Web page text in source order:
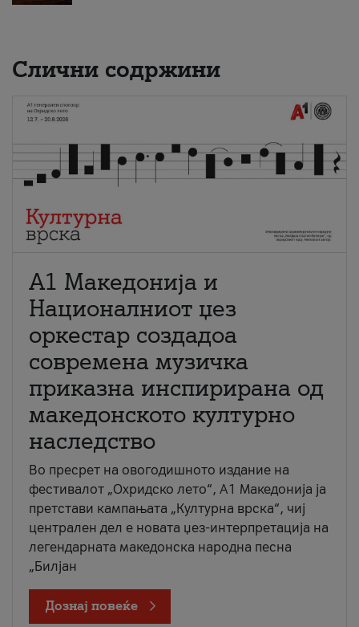
Слични содржини
А1 Македонија и
Националниот џез
оркестар создадоа
современа музичка
приказна инспирирана од
македонското културно
наследство
Во пресрет на овогодишното издание на
фестивалот „Охридско лето“, А1 Македонија ја
претстави кампањата „Културна врска“, чиј
централен дел е новата џез-интерпретација на
легендарната македонска народна песна
„Билјан
Дознај повеќе